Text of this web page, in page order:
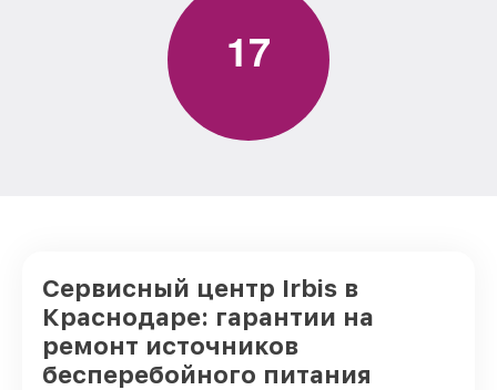
17
Сервисный центр Irbis в
Краснодаре: гарантии на
ремонт источников
бесперебойного питания